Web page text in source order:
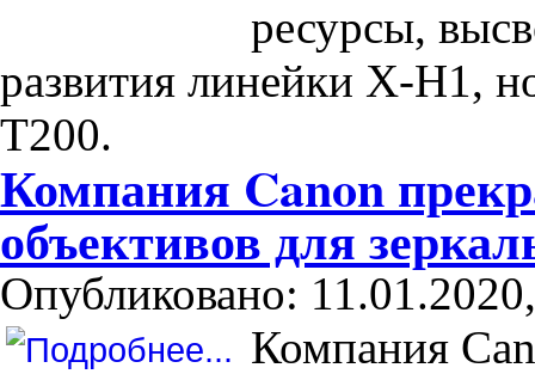
ресурсы,
развития линейки X-H1,
T200.
Компания Canon
объективов для
Опубликовано:
Компания